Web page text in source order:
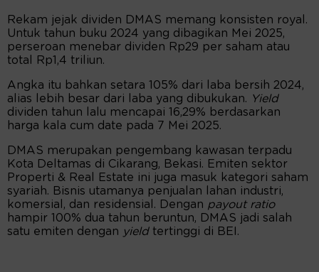
Rekam jejak dividen DMAS memang konsisten royal.
Untuk tahun buku 2024 yang dibagikan Mei 2025,
perseroan menebar dividen Rp29 per saham atau
total Rp1,4 triliun.
Angka itu bahkan setara 105% dari laba bersih 2024,
alias lebih besar dari laba yang dibukukan. Yield
dividen tahun lalu mencapai 16,29% berdasarkan
harga kala cum date pada 7 Mei 2025.
DMAS merupakan pengembang kawasan terpadu
Kota Deltamas di Cikarang, Bekasi. Emiten sektor
Properti & Real Estate ini juga masuk kategori saham
syariah. Bisnis utamanya penjualan lahan industri,
komersial, dan residensial. Dengan payout ratio
hampir 100% dua tahun beruntun, DMAS jadi salah
satu emiten dengan yieldtertinggi di BEI.